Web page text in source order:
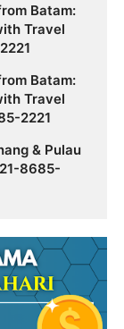
Batam:
Travel
Batam:
Travel
2221
& Pulau
8685-